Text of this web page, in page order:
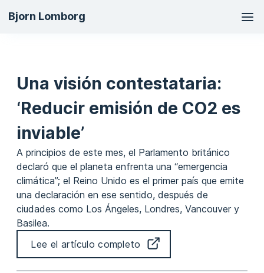
Bjorn Lomborg
Una visión contestataria:
‘Reducir emisión de CO2 es
inviable’
A principios de este mes, el Parlamento británico
declaró que el planeta enfrenta una “emergencia
climática”; el Reino Unido es el primer país que emite
una declaración en ese sentido, después de
ciudades como Los Ángeles, Londres, Vancouver y
Basilea.
Lee el artículo completo